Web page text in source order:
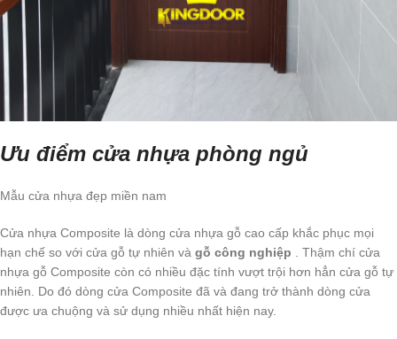
Ưu điểm cửa nhựa phòng ngủ
Mẫu cửa nhựa đẹp miền nam
Cửa nhựa Composite là dòng cửa nhựa gỗ cao cấp khắc phục mọi
hạn chế so với cửa gỗ tự nhiên và gỗ công nghiệp . Thậm chí cửa
nhựa gỗ Composite còn có nhiều đặc tính vượt trội hơn hẳn cửa gỗ tự
nhiên. Do đó dòng cửa Composite đã và đang trở thành dòng cửa
được ưa chuộng và sử dụng nhiều nhất hiện nay.